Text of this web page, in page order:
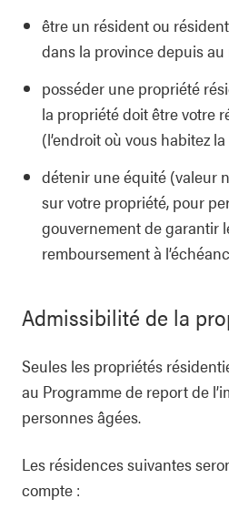
être un résident ou
dans la province depuis
posséder une propriété
la propriété doit être votre
(l’endroit où vous habitez
détenir une équité (valeur
sur votre propriété, pour
gouvernement de garantir
remboursement à
Admissibilité de la
Seules les propriétés
au Programme de report de
personnes âgées.
Les résidences suivantes
compte :